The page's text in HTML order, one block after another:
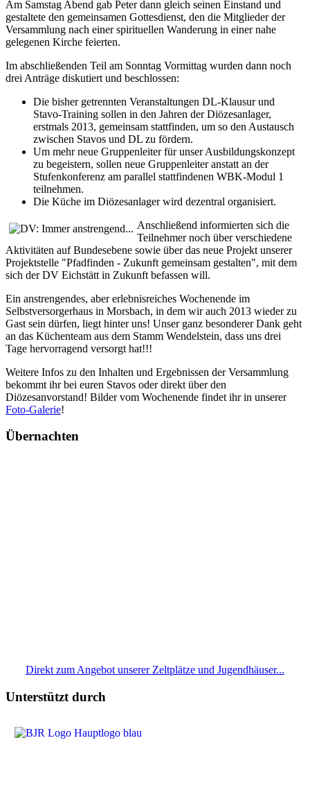
Am Samstag Abend gab Peter dann gleich seinen Einstand und
gestaltete den gemeinsamen Gottesdienst, den die Mitglieder der
Versammlung nach einer spirituellen Wanderung in einer nahe
gelegenen Kirche feierten.
Im abschließenden Teil am Sonntag Vormittag wurden dann noch
drei Anträge diskutiert und beschlossen:
Die bisher getrennten Veranstaltungen DL-Klausur und
Stavo-Training sollen in den Jahren der Diözesanlager,
erstmals 2013, gemeinsam stattfinden, um so den Austausch
zwischen Stavos und DL zu fördern.
Um mehr neue Gruppenleiter für unser Ausbildungskonzept
zu begeistern, sollen neue Gruppenleiter anstatt an der
Stufenkonferenz am parallel stattfindenen WBK-Modul 1
teilnehmen.
Die Küche im Diözesanlager wird dezentral organisiert.
Anschließend informierten sich die
Teilnehmer noch über verschiedene
Aktivitäten auf Bundesebene sowie über das neue Projekt unserer
Projektstelle "Pfadfinden - Zukunft gemeinsam gestalten", mit dem
sich der DV Eichstätt in Zukunft befassen will.
Ein anstrengendes, aber erlebnisreiches Wochenende im
Selbstversorgerhaus in Morsbach, in dem wir auch 2013 wieder zu
Gast sein dürfen, liegt hinter uns! Unser ganz besonderer Dank geht
an das Küchenteam aus dem Stamm Wendelstein, dass uns drei
Tage hervorragend versorgt hat!!!
Weitere Infos zu den Inhalten und Ergebnissen der Versammlung
bekommt ihr bei euren Stavos oder direkt über den
Diözesanvorstand! Bilder vom Wochenende findet ihr in unserer
Foto-Galerie!
Übernachten
Direkt zum Angebot unserer Zeltplätze und Jugendhäuser...
Unterstützt durch